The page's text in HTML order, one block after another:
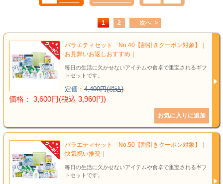
お中元
プレゼント
カタログ
その他
1 2 次へ
バラエティセット No.40【割引きクーポン対象】｜
お見舞いお返しおすすめ｜
毎日の生活に欠かせないアイテムや食卓で重宝されるギフ
トセットです。
定価： 4,400円(税込)
価格： 3,600円(税込 3,960円)
バラエティセット No.50【割引きクーポン対象】｜
快気祝い推奨｜
毎日の生活に欠かせないアイテムや食卓で重宝されるギフ
トセットです。